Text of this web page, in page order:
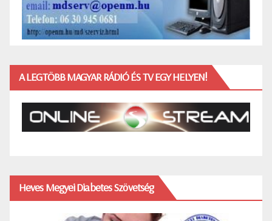
A LEGTÖBB MAGYAR RÁDIÓ ÉS TV EGY HELYEN!
Heves Megyei Diabetes Szövetség